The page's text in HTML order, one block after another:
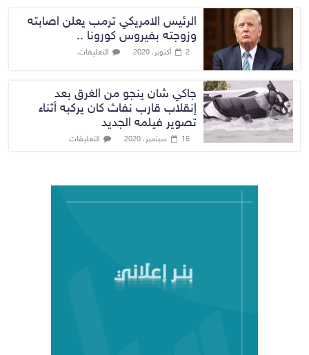
الرئيس الامريكي ترمب يعلن اصابته
وزوجته بفيروس كورونا ..
2 أكتوبر، 2020 التعليقات
جاكي شان ينجو من الغرق بعد
إنقلاب قارب نفاث كان يركبه أثناء
تصوير فيلمه الجديد
16 سبتمبر، 2020 التعليقات